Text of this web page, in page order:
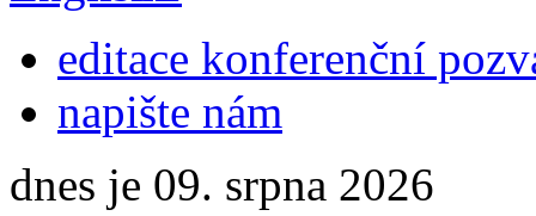
editace konferenční
napište nám
dnes je 09. srpna 2026